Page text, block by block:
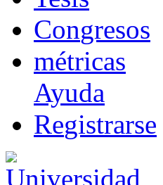
Congresos
métricas
Ayuda
Registrarse